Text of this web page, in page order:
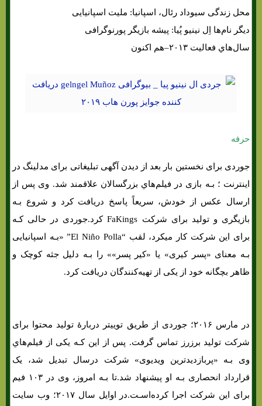
محل زندگی سیوداد رئال، اسپانیا: ملیت اسپانیایی
دیگر نام‌ها اِل نینیو پُیا: پیشه بازیگر پورنوگرافی
سال‌هاي‌ فعالیت ۲۰۱۳–هم اکنون
حرفه
جوردی برای نخستین بار بعد از دیدن آگهی تبلیغاتی برای مدلینگ در
اینترنت ؛ بـه بازی در فیلم‌هاي‌ بزرگسالان علاقمند شد. وی پس از
ارسال عکس از خودش، سریعاً پاسخ دریافت کرد و شروع بـه
بازیگری و تولید برای شرکت FaKings کرد.جوردی در حالی کـه
برای این شرکت کار میکرد، لقب “El Niño Polla” «بـه اسپانیایی
بـه معنای «پسر کیری» یا «کیر پسر»» را بـه دلیل جثه کوچک و
ظاهر بچگانه خود از یکی از تهیه‌کنندگان دریافت کرد.
در مارس ۲۰۱۶؛ جوردی از طریق توییتر دربارهٔ تولید محتوا برای
شرکت تولید برزرز تماس گرفت. پس از این کـه یکی از فیلم‌هاي‌
وی بـه «پربازدیدترین ویدیوی» شرکت درسال تبدیل شد، یک
قرارداد انحصاری بـه او پیشنهاد شد.تا بـه امروز، وی در ۱۰۳ فیم
برای این شرکت اجرا کرده‌اسـت.در اوایل سال ۲۰۱۷؛ وب سایت